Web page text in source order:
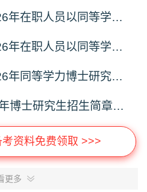
成都中医药大学2026年在职人员以同等学力申请中西医结合博士学术学位招生章程
成都中医药大学2026年在职人员以同等学力申请中医博士专业学位招生章程
河南中医药大学2026年同等学力博士研究生招生拟进入复试人员名单公示
国防科技大学2027年博士研究生招生简章（预发版）
资料免费领取 >>>
更多